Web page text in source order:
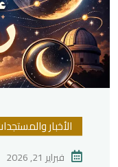
الأخبار
فبراير 21, 2026